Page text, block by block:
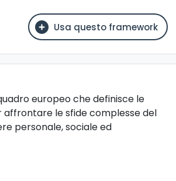
Usa questo framework
europeo che definisce le
le sfide complesse del
personale, sociale ed